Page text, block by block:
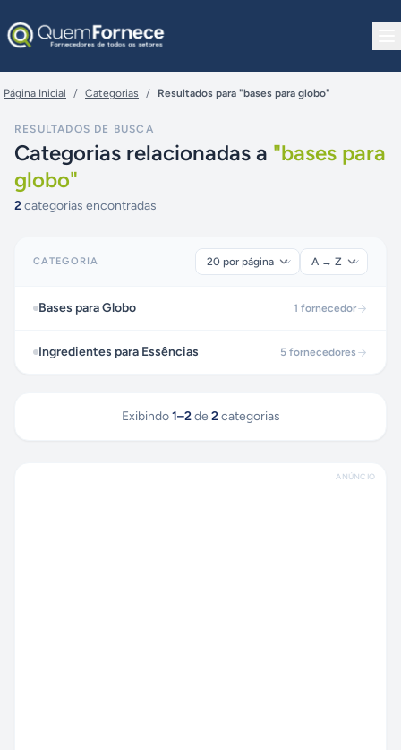
Página Inicial / Categorias / Resultados para "bases para globo"
RESULTADOS DE BUSCA
Categorias relacionadas a "bases para
globo"
2categorias encontradas
CATEGORIA
Bases para Globo 1 fornecedor
Ingredientes para Essências 5 fornecedores
Exibindo 1–2 de 2 categorias
ANÚNCIO